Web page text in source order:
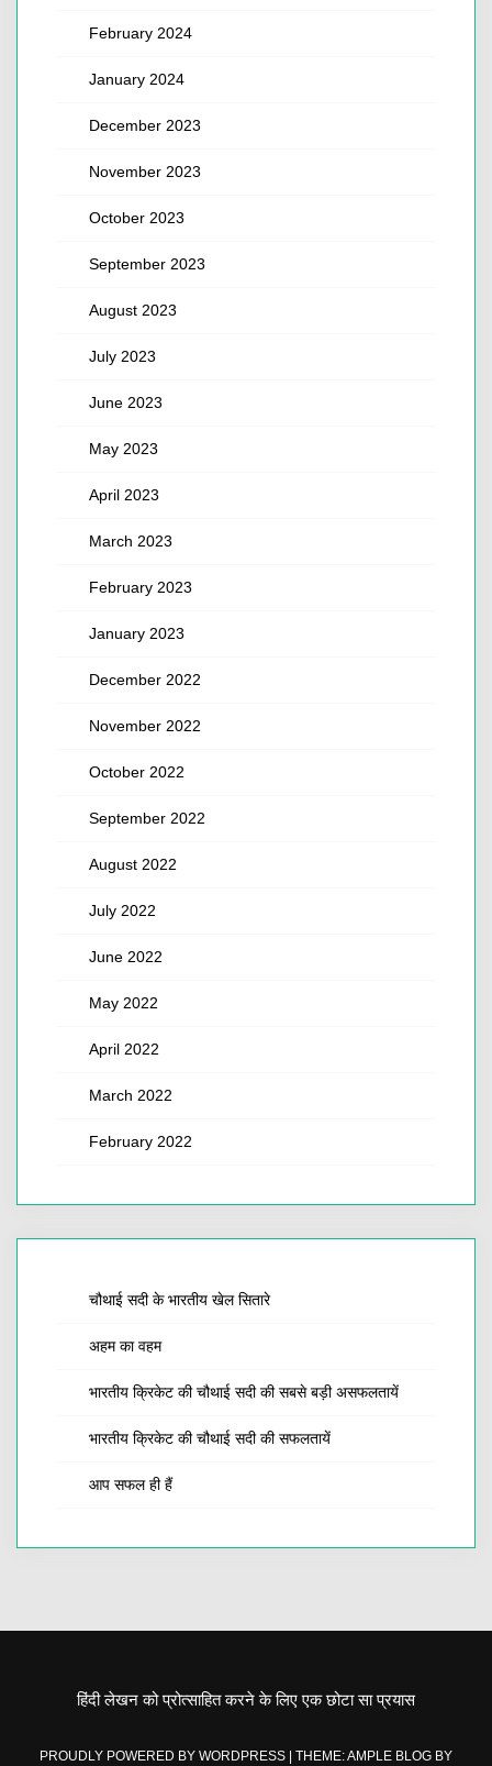
February 2024
January 2024
December 2023
November 2023
October 2023
September 2023
August 2023
July 2023
June 2023
May 2023
April 2023
March 2023
February 2023
January 2023
December 2022
November 2022
October 2022
September 2022
August 2022
July 2022
June 2022
May 2022
April 2022
March 2022
February 2022
चौथाई सदी के भारतीय खेल सितारे
अहम का वहम
भारतीय क्रिकेट की चौथाई सदी की सबसे बड़ी असफलतायें
भारतीय क्रिकेट की चौथाई सदी की सफलतायें
आप सफल ही हैं
हिंदी लेखन को प्रोत्साहित करने के लिए एक छोटा सा प्रयास
PROUDLY POWERED BY WORDPRESS THEME: AMPLE BLOG BY